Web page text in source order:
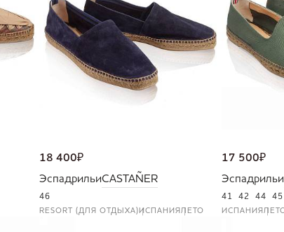
18 400₽
ЭспадрильиCASTAÑER
46
RESORT (ДЛЯ ОТДЫХА)ИСПАНИЯЛЕТО
17 500₽
Эспадрильи
41 42 44 45
ИСПАНИЯ